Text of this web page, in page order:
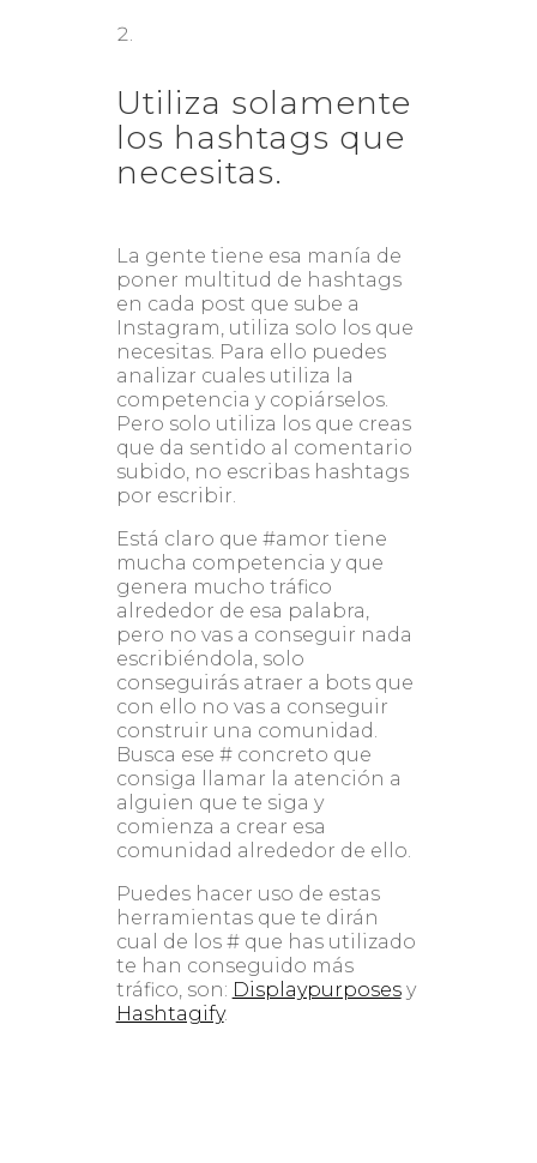
Utiliza solamente
los hashtags que
necesitas.
La gente tiene esa manía de
poner multitud de hashtags
en cada post que sube a
Instagram, utiliza solo los que
necesitas. Para ello puedes
analizar cuales utiliza la
competencia y copiárselos.
Pero solo utiliza los que creas
que da sentido al comentario
subido, no escribas hashtags
por escribir.
Está claro que #amor tiene
mucha competencia y que
genera mucho tráfico
alrededor de esa palabra,
pero no vas a conseguir nada
escribiéndola, solo
conseguirás atraer a bots que
con ello no vas a conseguir
construir una comunidad.
Busca ese # concreto que
consiga llamar la atención a
alguien que te siga y
comienza a crear esa
comunidad alrededor de ello.
Puedes hacer uso de estas
herramientas que te dirán
cual de los # que has utilizado
te han conseguido más
tráfico, son: Displaypurposesy
Hashtagify.